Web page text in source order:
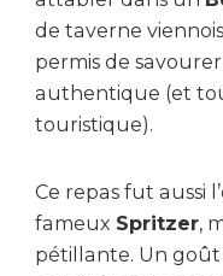
de taverne
permis de
authentique (et
touristique).
Ce repas fut aussi
fameux Spritzer,
pétillante. Un